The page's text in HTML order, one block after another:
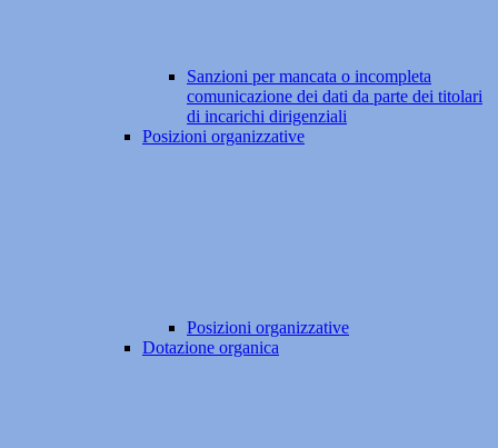
Sanzioni per mancata o incompleta
comunicazione dei dati da parte dei titolari
di incarichi dirigenziali
Posizioni organizzative
Posizioni organizzative
Dotazione organica